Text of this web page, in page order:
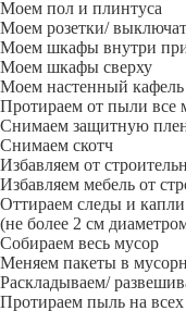
Моем пол и плинтуса
Моем розетки/
Моем шкафы внутри
Моем шкафы сверху
Моем настенный кафель
Протираем от пыли все
Снимаем защитную
Снимаем скотч
Избавляем от
Избавляем мебель от
Оттираем следы и
(не более 2 см
Собираем весь мусор
Меняем пакеты в
Раскладываем/
Протираем пыль на